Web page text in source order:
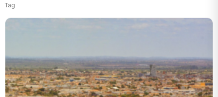
Tag